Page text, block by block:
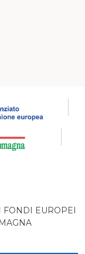
FONDI EUROPEI